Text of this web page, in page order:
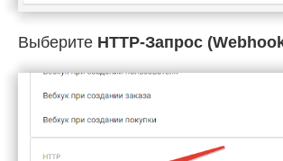
Выберите HTTP-Запрос